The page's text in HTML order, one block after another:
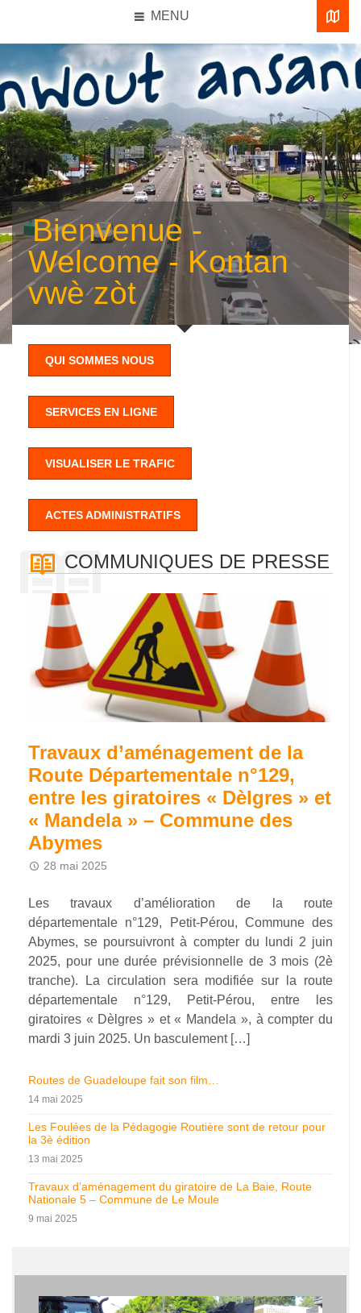
MENU
Bienvenue -
Welcome - Kontan
vwè zòt
QUI SOMMES NOUS
SERVICES EN LIGNE
VISUALISER LE TRAFIC
ACTES ADMINISTRATIFS
COMMUNIQUES DE PRESSE
Travaux d’aménagement de la
Route Départementale n°129,
entre les giratoires « Dèlgres » et
« Mandela » – Commune des
Abymes
28 mai 2025
Les travaux d’amélioration de la route
départementale n°129, Petit-Pérou, Commune des
Abymes, se poursuivront à compter du lundi 2 juin
2025, pour une durée prévisionnelle de 3 mois (2è
tranche). La circulation sera modifiée sur la route
départementale n°129, Petit-Pérou, entre les
giratoires « Dèlgres » et « Mandela », à compter du
mardi 3 juin 2025. Un basculement […]
Routes de Guadeloupe fait son film…
14 mai 2025
Les Foulées de la Pédagogie Routière sont de retour pour
la 3è édition
13 mai 2025
Travaux d’aménagement du giratoire de La Baie, Route
Nationale 5 – Commune de Le Moule
9 mai 2025